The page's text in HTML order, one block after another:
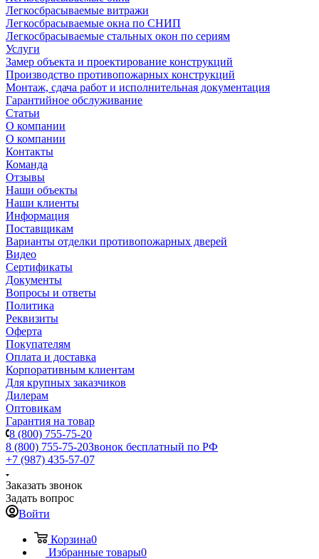
Легкосбрасываемые витражи
Легкосбрасываемые окна по СНИП
Легкосбрасываемые стальных окон по сериям
Услуги
Замер объекта и проектирование конструкций
Производство противопожарных конструкций
Монтаж, сдача работ и исполнительная документация
Гарантийное обслуживание
Статьи
О компании
О компании
Контакты
Команда
Отзывы
Наши объекты
Наши клиенты
Информация
Поставщикам
Варианты отделки противопожарных дверей
Видео
Сертификаты
Документы
Вопросы и ответы
Политика
Реквизиты
Оферта
Покупателям
Оплата и доставка
Корпоративным клиентам
Для крупных заказчиков
Дилерам
Оптовикам
Гарантия на товар
8 (800) 755-75-20
8 (800) 755-75-20Звонок бесплатный по РФ
+7 (987) 435-57-07
Заказать звонок
Задать вопрос
Войти
Корзина0
Избранные товары0